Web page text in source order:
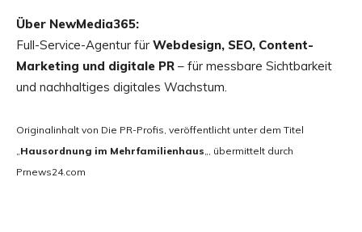
Über NewMedia365:
Full-Service-Agentur für Webdesign, SEO, Content-
Marketing und digitale PR – für messbare Sichtbarkeit
und nachhaltiges digitales Wachstum.
Originalinhalt von Die PR-Profis, veröffentlicht unter dem Titel
„Hausordnung im Mehrfamilienhaus„, übermittelt durch
Prnews24.com